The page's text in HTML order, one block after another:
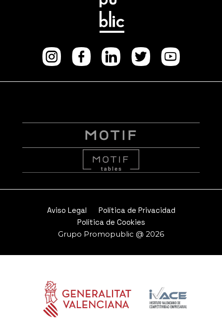
Instagram
facebook
Aviso Legal
Política de Privacidad
Política de Cookies
Grupo Promopublic @ 2026